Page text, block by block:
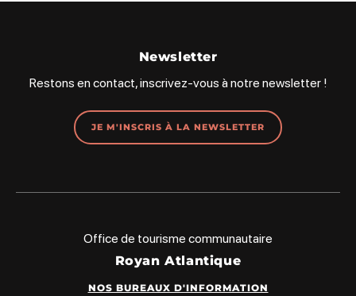
Newsletter
Restons en contact, inscrivez-vous à notre newsletter !
JE M'INSCRIS À LA NEWSLETTER
Office de tourisme communautaire
Royan Atlantique
NOS BUREAUX D'INFORMATION